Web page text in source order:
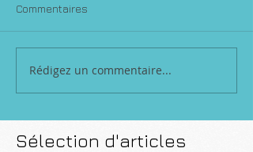
Commentaires
Rédigez un commentaire...
Sélection d'articles